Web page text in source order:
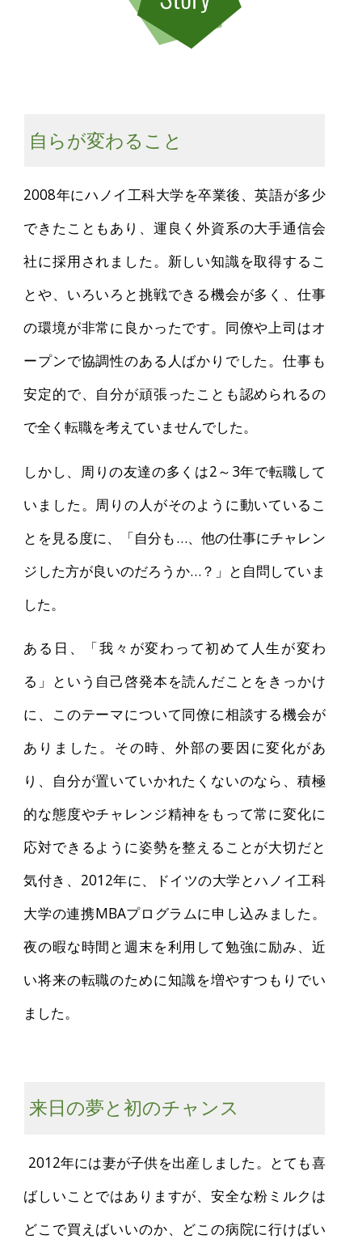
自らが変わること
2008年にハノイ工科大学を卒業後、英語が多少
できたこともあり、運良く外資系の大手通信会
社に採用されました。新しい知識を取得するこ
とや、いろいろと挑戦できる機会が多く、仕事
の環境が非常に良かったです。同僚や上司はオ
ープンで協調性のある人ばかりでした。仕事も
安定的で、自分が頑張ったことも認められるの
で全く転職を考えていませんでした。
しかし、周りの友達の多くは2～3年で転職して
いました。周りの人がそのように動いているこ
とを見る度に、「自分も…、他の仕事にチャレン
ジした方が良いのだろうか…？」と自問していま
した。
ある日、「我々が変わって初めて人生が変わ
る」という自己啓発本を読んだことをきっかけ
に、このテーマについて同僚に相談する機会が
ありました。その時、外部の要因に変化があ
り、自分が置いていかれたくないのなら、積極
的な態度やチャレンジ精神をもって常に変化に
応対できるように姿勢を整えることが大切だと
気付き、2012年に、ドイツの大学とハノイ工科
大学の連携MBAプログラムに申し込みました。
夜の暇な時間と週末を利用して勉強に励み、近
い将来の転職のために知識を増やすつもりでい
ました。
来日の夢と初のチャンス
2012年には妻が子供を出産しました。とても喜
ばしいことではありますが、安全な粉ミルクは
どこで買えばいいのか、どこの病院に行けばい